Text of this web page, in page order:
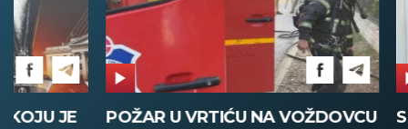
POŽAR U VRTIĆU NA VOŽDOVCU SINIŠA